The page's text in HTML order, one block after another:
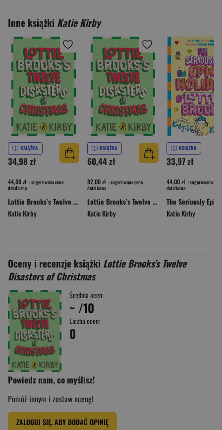
Inne książki Katie Kirby
KSIĄŻKA
34,98 zł
44,00 zł - sugerowana cena
detaliczna
Lottie Brooks’s Twelve Disasters of Christmas
Katie Kirby
KSIĄŻKA
60,44 zł
82,00 zł - sugerowana cena
detaliczna
Lottie Brooks’s Twelve Disasters of Christmas
Katie Kirby
KSIĄŻKA
33,97 zł
44,00 zł - sugerowana cena
detaliczna
Katie Kirby
Oceny i recenzje książki Lottie Brooks’s Twelve
Disasters of Christmas
Średnia ocen:
~ /10
Liczba ocen:
0
Powiedz nam, co myślisz!
Pomóż innym i zostaw ocenę!
ZALOGUJ SIĘ, ABY DODAĆ OPINIĘ